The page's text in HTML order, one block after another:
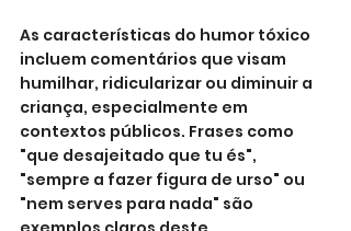
As características do humor tóxico
incluem comentários que visam
humilhar, ridicularizar ou diminuir a
criança, especialmente em
contextos públicos. Frases como
"que desajeitado que tu és",
"sempre a fazer figura de urso" ou
"nem serves para nada" são